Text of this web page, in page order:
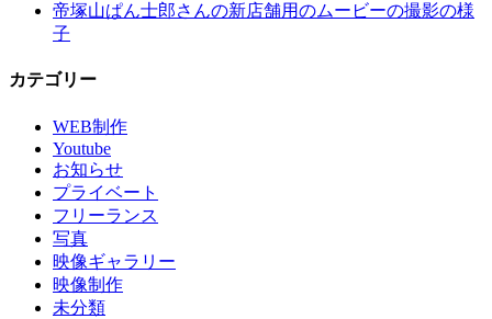
帝塚山ぱん士郎さんの新店舗用のムービーの撮影の様
子
カテゴリー
WEB制作
Youtube
お知らせ
プライベート
フリーランス
写真
映像ギャラリー
映像制作
未分類